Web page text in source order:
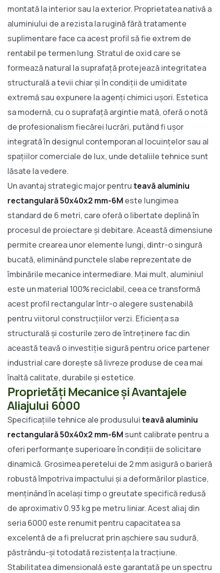
montată la interior sau la exterior. Proprietatea nativă a
aluminiului de a rezista la rugină fără tratamente
suplimentare face ca acest profil să fie extrem de
rentabil pe termen lung. Stratul de oxid care se
formează natural la suprafață protejează integritatea
structurală a tevii chiar și în condiții de umiditate
extremă sau expunere la agenți chimici ușori. Estetica
sa modernă, cu o suprafață argintie mată, oferă o notă
de profesionalism fiecărei lucrări, putând fi ușor
integrată în designul contemporan al locuințelor sau al
spațiilor comerciale de lux, unde detaliile tehnice sunt
lăsate la vedere.
Un avantaj strategic major pentruteavă aluminiu
rectangulară 50x40x2 mm-6M este lungimea
standard de 6 metri, care oferă o libertate deplină în
procesul de proiectare și debitare. Această dimensiune
permite crearea unor elemente lungi, dintr-o singură
bucată, eliminând punctele slabe reprezentate de
îmbinările mecanice intermediare. Mai mult, aluminiul
este un material 100% reciclabil, ceea ce transformă
acest profil rectangular într-o alegere sustenabilă
pentru viitorul construcțiilor verzi. Eficiența sa
structurală și costurile zero de întreținere fac din
această teavă o investiție sigură pentru orice partener
industrial care dorește să livreze produse de cea mai
înaltă calitate, durabile și estetice.
Proprietăți Mecanice și Avantajele
Aliajului 6000
Specificațiile tehnice ale produsuluiteavă aluminiu
rectangulară 50x40x2 mm-6M sunt calibrate pentru a
oferi performanțe superioare în condiții de solicitare
dinamică. Grosimea peretelui de 2 mm asigură o barieră
robustă împotriva impactului și a deformărilor plastice,
menținând în același timp o greutate specifică redusă
de aproximativ 0.93 kg pe metru liniar. Acest aliaj din
seria 6000 este renumit pentru capacitatea sa
excelentă de a fi prelucrat prin așchiere sau sudură,
păstrându-și totodată rezistența la tracțiune.
Stabilitatea dimensională este garantată pe un spectru